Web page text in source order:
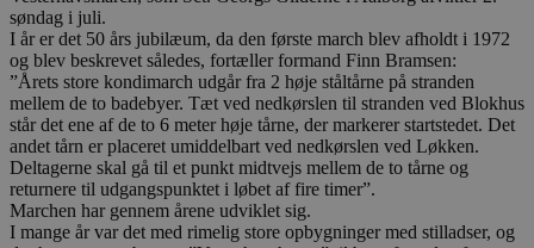
søndag i juli.
I år er det 50 års jubilæum, da den første march blev afholdt i 1972
og blev beskrevet således, fortæller formand Finn Bramsen:
”Årets store kondimarch udgår fra 2 høje ståltårne på stranden
mellem de to badebyer. Tæt ved nedkørslen til stranden ved Blokhus
står det ene af de to 6 meter høje tårne, der markerer startstedet. Det
andet tårn er placeret umiddelbart ved nedkørslen ved Løkken.
Deltagerne skal gå til et punkt midtvejs mellem de to tårne og
returnere til udgangspunktet i løbet af fire timer”.
Marchen har gennem årene udviklet sig.
I mange år var det med rimelig store opbygninger med stilladser, og